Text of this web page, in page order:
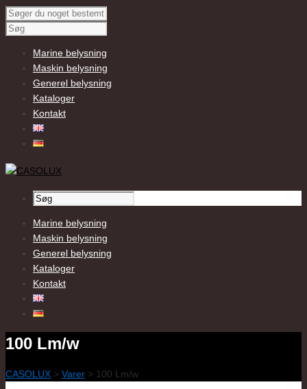
Marine belysning
Maskin belysning
Generel belysning
Kataloger
Kontakt
Marine belysning
Maskin belysning
Generel belysning
Kataloger
Kontakt
100 Lm/w
CASOLUX > Varer > 100 Lm/w